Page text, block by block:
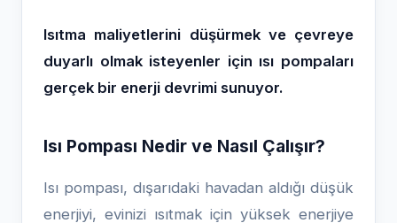
Isıtma maliyetlerini düşürmek ve çevreye
duyarlı olmak isteyenler için ısı pompaları
gerçek bir enerji devrimi sunuyor.
Isı Pompası Nedir ve Nasıl Çalışır?
Isı pompası, dışarıdaki havadan aldığı düşük
enerjiyi, evinizi ısıtmak için yüksek enerjiye